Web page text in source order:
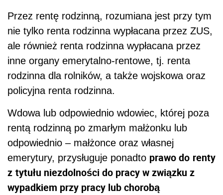
Przez rentę rodzinną, rozumiana jest przy tym
nie tylko renta rodzinna wypłacana przez ZUS,
ale również renta rodzinna wypłacana przez
inne organy emerytalno-rentowe, tj. renta
rodzinna dla rolników, a także wojskowa oraz
policyjna renta rodzinna.
Wdowa lub odpowiednio wdowiec, której poza
rentą rodzinną po zmarłym małżonku lub
odpowiednio – małżonce oraz własnej
emerytury, przysługuje ponadto prawo do renty
z tytułu niezdolności do pracy w związku z
wypadkiem przy pracy lub chorobą